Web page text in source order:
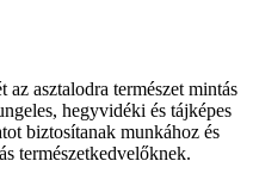
az asztalodra természet mintás
hegyvidéki és tájképes
biztosítanak munkához és
természetkedvelőknek.